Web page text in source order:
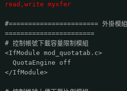
read,write myxfer
#======================= 外掛模組
=======================
# 控制帳號下載容量限制模組
<IfModule mod_quotatab.c>
QuotaEngine off
</IfModule>